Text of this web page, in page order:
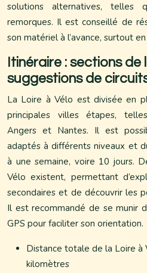
solutions alternatives,
remorques. Il est conseillé de
son matériel à l’avance, surtout
Itinéraire : sections de
suggestions de
La Loire à Vélo est divisée en
principales villes étapes,
Angers et Nantes. Il est
adaptés à différents niveaux et
à une semaine, voire 10 jours.
Vélo existent, permettant
secondaires et de découvrir les
Il est recommandé de se munir
GPS pour faciliter son orientation.
Distance totale de la Loire à
kilomètres